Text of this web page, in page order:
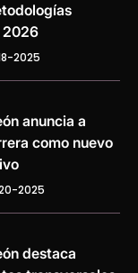
2026
2025
anuncia a
como nuevo
2025
destaca